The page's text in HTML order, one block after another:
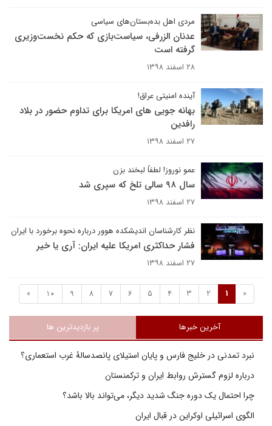
مردی اهل بده‌بستان‌های سیاسی
عدنان الزرفی، سیاست‌بازی که حکم نخست‌وزیری
گرفته است
۲۸ اسفند ۱۳۹۸
آینده امنیتی عراق!
بهانه جویی های امریکا برای تداوم حضور در بلاد
رافدین
۲۷ اسفند ۱۳۹۸
عمو نوروز! لطفاً لبخند بزن
سال ۹۸ سالی تلخ که سپری شد
۲۷ اسفند ۱۳۹۸
نظر کارشناسان اندیشکده هوور درباره نحوه برخورد با ایران
فشار حداکثری امریکا علیه ایران: آری یا خیر
۲۷ اسفند ۱۳۹۸
«
1
2
3
4
5
6
7
8
9
10
»
آخرین خبرها پر بازدیدترین ها
نبرد تمدنی در خلیج فارس و پایان استیلای پانصدسالۀ غرب استعماری؟
درباره لزوم گسترش روابط ایران و ترکمنستان
چرا احتمال یک دوره جنگ شدید دیگر، می‌تواند بالا باشد؟
الگوی اسرائیلی اوکراین در قبال ایران